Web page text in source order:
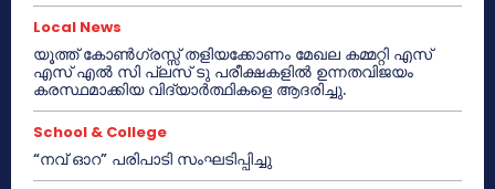
Local News
യൂത്ത് കോൺഗ്രസ്സ് തളിയക്കോണം മേഖല കമ്മറ്റി എസ്
എസ് എൽ സി പ്ലസ് ടു പരീക്ഷകളിൽ ഉന്നതവിജയം
കരസ്ഥമാക്കിയ വിദ്യാർത്ഥികളെ ആദരിച്ചു.
School & College
“നവ് ഓറ” പരിപാടി സംഘടിപ്പിച്ചു